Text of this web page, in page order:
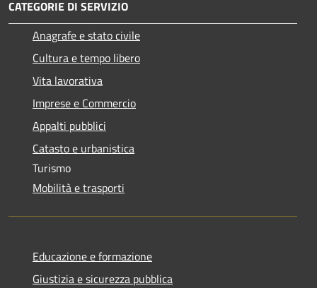
CATEGORIE DI SERVIZIO
Anagrafe e stato civile
Cultura e tempo libero
Vita lavorativa
Imprese e Commercio
Appalti pubblici
Catasto e urbanistica
Turismo
Mobilità e trasporti
Educazione e formazione
Giustizia e sicurezza pubblica